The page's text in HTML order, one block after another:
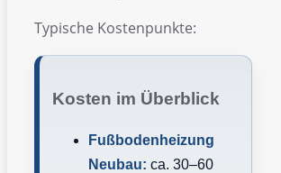
Typische Kostenpunkte:
Kosten im Überblick
Fußbodenheizung
Neubau: ca. 30–60